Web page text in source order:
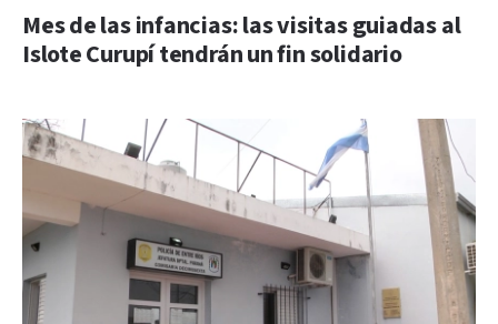
Mes de las infancias: las visitas guiadas al
Islote Curupí tendrán un fin solidario